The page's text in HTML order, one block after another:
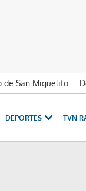
de San Miguelito
DEPORTES TVN